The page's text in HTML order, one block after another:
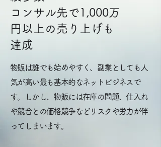
​コンサル先で1,000万
円以上の売り上げも
達成
物販は誰でも始めやすく、副業としても人
気が高い最も基本的なネットビジネスで
す。しかし、物販には在庫の問題、仕入れ
や競合との価格競争などリスクや労力が伴
ってしまいます。